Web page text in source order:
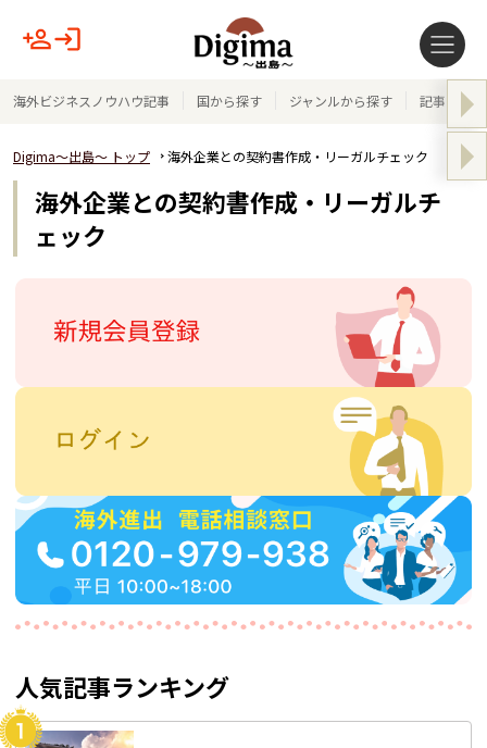
海外ビジネスノウハウ記事 国から探す ジャンルから探す 記事テー
Digima～出島～ トップ 海外企業との契約書作成・リーガルチェック
海外企業との契約書作成・リーガルチ
ェック
人気記事ランキング